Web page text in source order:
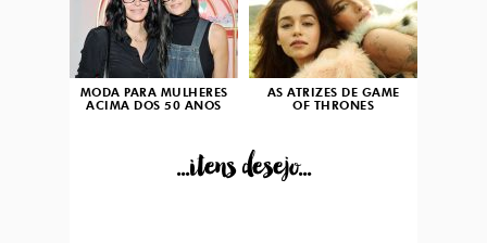
MODA PARA MULHERES
ACIMA DOS 50 ANOS
AS ATRIZES DE GAME
OF THRONES
...itens desejo...